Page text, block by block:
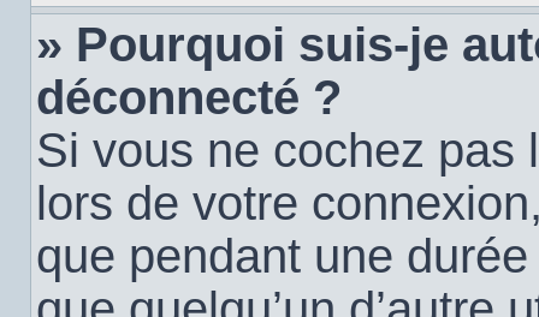
» Pourquoi suis-je
déconnecté ?
Si vous ne cochez
lors de votre
que pendant une